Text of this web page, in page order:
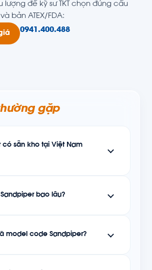
lượng để kỹ sư TKT chọn đúng cấu
bản ATEX/FDA:
0941.400.488
gặp
có sẵn kho tại Việt Nam
bao lâu?
model code Sandpiper?